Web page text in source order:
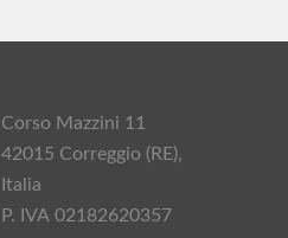
Corso Mazzini 11
42015 Correggio (RE),
Italia
P. IVA 02182620357